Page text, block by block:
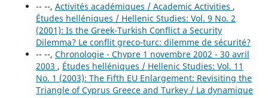
-- --, Activités académiques / Academic Activities ,
Études helléniques / Hellenic Studies: Vol. 9 No. 2
(2001): Is the Greek-Turkish Conflict a Security
Dilemma? Le conflit greco-turc: dilemme de sécurité?
-- --, Chronologie - Chypre 1 novembre 2002 - 30 avril
2003 , Études helléniques / Hellenic Studies: Vol. 11
No. 1 (2003): The Fifth EU Enlargement: Revisiting the
Triangle of Cyprus Greece and Turkey / La dynamique